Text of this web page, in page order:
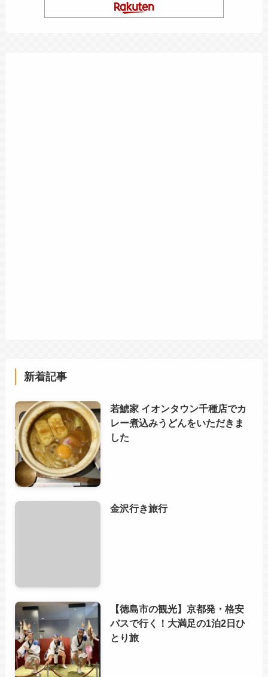
新着記事
若鯱家 イオンタウン千種店でカ
レー煮込みうどんをいただきま
した
金沢行き旅行
【徳島市の観光】京都発・格安
バスで行く！大満足の1泊2日ひ
とり旅